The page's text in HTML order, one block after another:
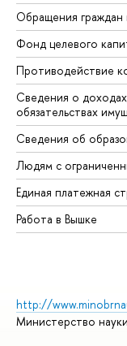
Обращения
Фонд целевого
Противодействие
Сведения о
обязательствах
Сведения об
Людям с
Единая платежная
Работа в Вышке
http://
Министерство